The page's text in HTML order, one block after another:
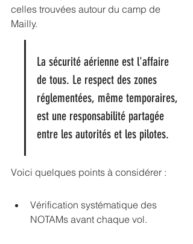
celles trouvées autour du camp de
Mailly.
La sécurité aérienne est l'affaire
de tous. Le respect des zones
réglementées, même temporaires,
est une responsabilité partagée
entre les autorités et les pilotes.
Voici quelques points à considérer :
Vérification systématique des
NOTAMs avant chaque vol.